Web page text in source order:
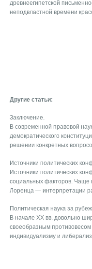
древнеегипетской
неподвластной време­ни
Другие статьи:
Заключение.
В современной правовой
демократического
решении конкретных
Источники политических
Источники политических
социальных факторов. Чаще
Лоренца — интерпретации
Политическая наука за
В начале XX вв. довольно
своеобразным
индивидуализму и